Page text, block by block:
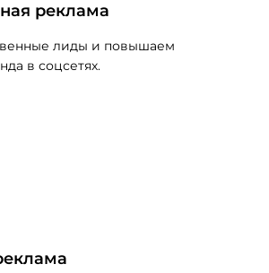
реклама
лиды и повышаем
в соцсетях.